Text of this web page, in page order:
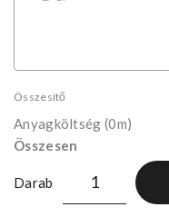
Összesítő
Anyagköltség (0m)
Összesen
Darab